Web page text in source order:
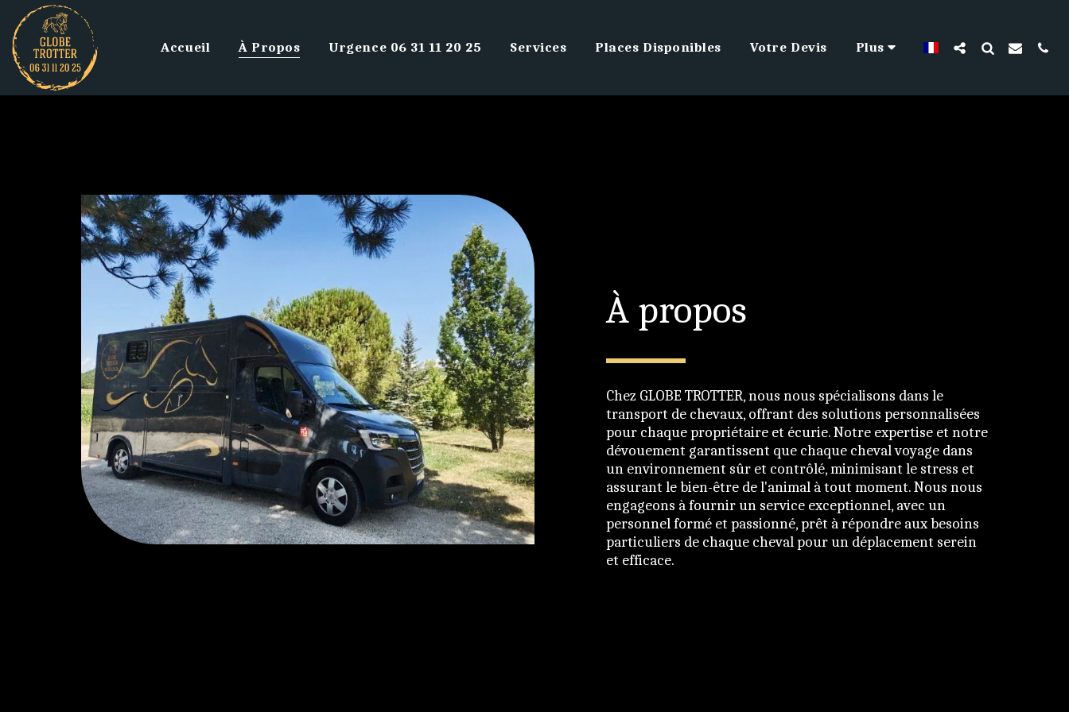
Accueil À Propos Urgence 06 31 11 20 25 Services Places Disponibles Votre Devis Plus
À propos
Chez GLOBE TROTTER, nous nous spécialisons dans le
transport de chevaux, offrant des solutions personnalisées
pour chaque propriétaire et écurie. Notre expertise et notre
dévouement garantissent que chaque cheval voyage dans
un environnement sûr et contrôlé, minimisant le stress et
assurant le bien-être de l'animal à tout moment. Nous nous
engageons à fournir un service exceptionnel, avec un
personnel formé et passionné, prêt à répondre aux besoins
particuliers de chaque cheval pour un déplacement serein
et efficace.